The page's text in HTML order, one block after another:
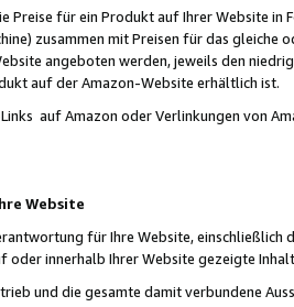
Preise für ein Produkt auf Ihrer Website
zusammen mit Preisen für das
angeboten werden, jeweils den
auf der Amazon-Website erhältlich ist.
auf Amazon oder Verlinkungen von
Website
für Ihre Website,
oder innerhalb Ihrer Website gezeigte
und die gesamte damit verbundene